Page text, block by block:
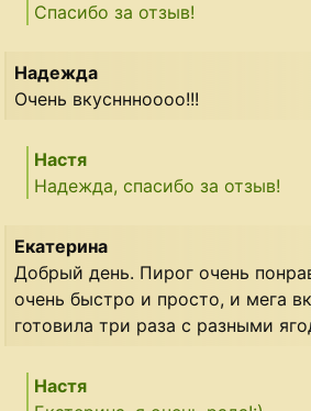
Спасибо за отзыв!
Надежда
Очень вкусннноооо!!!
Настя
Надежда, спасибо за отзыв!
Екатерина
Добрый день. Пирог очень
очень быстро и просто, и мега
готовила три раза с разными
Настя